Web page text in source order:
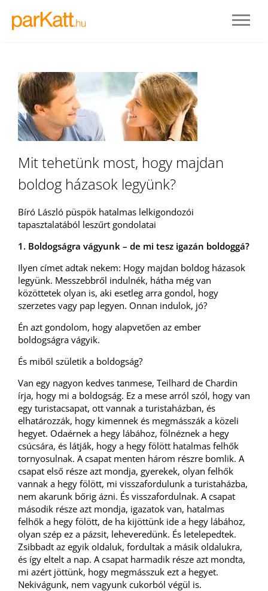
BELÉPÉS
REGISZTRÁLOK
Mit tehetünk most, hogy majdan
boldog házasok legyünk?
Bíró László püspök hatalmas lelkigondozói
tapasztalatából leszűrt gondolatai
1. Boldogságra vágyunk – de mi tesz igazán boldoggá?
Ilyen címet adtak nekem: Hogy majdan boldog házasok
legyünk. Messzebbről indulnék, hátha még van
közöttetek olyan is, aki esetleg arra gondol, hogy
szerzetes vagy pap legyen. Onnan indulok, jó?
Én azt gondolom, hogy alapvetően az ember
boldogságra vágyik.
És miből születik a boldogság?
Van egy nagyon kedves tanmese, Teilhard de Chardin
írja, hogy mi a boldogság. Ez a mese arról szól, hogy van
egy turistacsapat, ott vannak a turistaházban, és
elhatározzák, hogy kimennek és megmásszák a közeli
hegyet. Odaérnek a hegy lábához, fölnéznek a hegy
csúcsára, és látják, hogy a hegy fölött hatalmas felhők
tornyosulnak. A csapat menten három részre bomlik. A
csapat első része azt mondja, gyerekek, olyan felhők
vannak a hegy fölött, mi visszafordulunk a turistaházba,
nem akarunk bőrig ázni. És visszafordulnak. A csapat
második része azt mondja, igazatok van, hatalmas
felhők a hegy fölött, de ha kijöttünk ide a hegy lábához,
olyan szép ez a pázsit, leheveredünk. És letelepedtek.
Zsibbadt az egyik oldaluk, fordultak a másik oldalukra,
és így eltelt a nap. A csapat harmadik része azt mondta,
mi azért jöttünk, hogy megmásszuk ezt a hegyet.
Nekivágunk, nem vagyunk cukorból végül is.